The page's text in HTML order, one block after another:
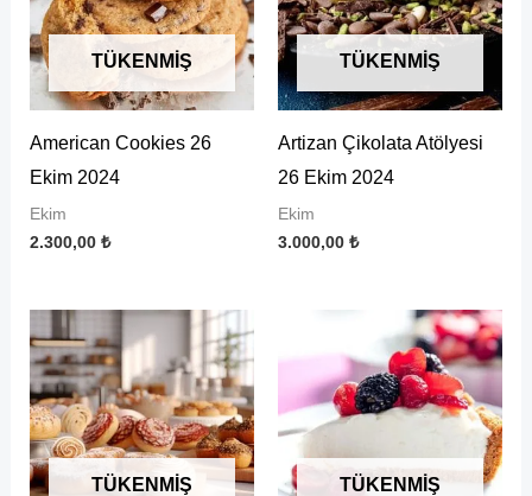
TÜKENMIŞ
American Cookies 26
Ekim 2024
Ekim
2.300,00 ₺
TÜKENMIŞ
Artizan Çikolata Atölyesi
26 Ekim 2024
Ekim
3.000,00 ₺
TÜKENMIŞ TÜKENMIŞ